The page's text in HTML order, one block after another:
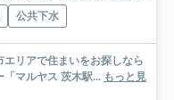
公共下水
リアで住まいをお探しなら
「マルヤス 茨木駅... もっと見